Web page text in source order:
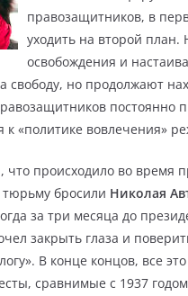
правозащитников, в
уходить на второй план.
освобождения и
но продолжают
постоянно
к «политике вовлечения»
происходило во время
тюрьму бросили Николая
за три месяца до
закрыть глаза и
В конце концов, все
сравнимые с 1937